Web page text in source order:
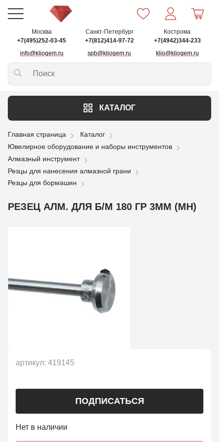
Москва
+7(495)252-03-45
info@kliogem.ru
Санкт-Петербург
+7(812)414-97-72
spb@kliogem.ru
Кострома
+7(4942)344-233
klio@kliogem.ru
КАТАЛОГ
Главная страница
Каталог
Ювелирное оборудование и наборы инструментов
Алмазный инструмент
Резцы для нанесения алмазной грани
Резцы для бормашин
РЕЗЕЦ АЛМ. ДЛЯ Б/М 180 ГР 3ММ (МН)
артикул: 419145
ПОДПИСАТЬСЯ
Нет в наличии